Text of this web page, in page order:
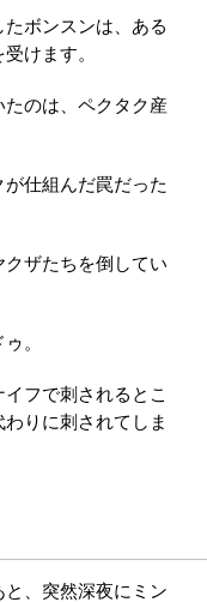
ボンスンは、ある
けます。
のは、ペクタク産
仕組んだ罠だった
ザたちを倒してい
。
フで刺されるとこ
りに刺されてしま
、突然深夜にミン